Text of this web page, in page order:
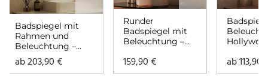
Badspiegel mit
Rahmen und
Beleuchtung –
Hollywood links
rechts
ab203,90€
Runder
Badspiegel mit
Beleuchtung –
159,90€ ab113,90